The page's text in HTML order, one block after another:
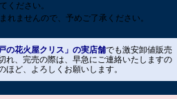
ください。
れませんので、予めご了承ください。
戸の花火屋クリス」の実店舗でも激安卸値販売
れ、完売の際は、早急にご連絡いたしますの
ほど、よろしくお願いします。